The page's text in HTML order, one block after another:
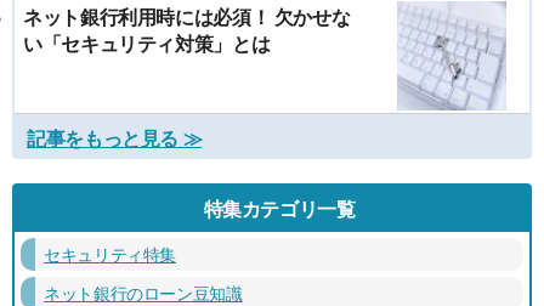
ネット銀行利用時には必須！ 欠かせな
い「セキュリティ対策」とは
記事をもっと見る ≫
特集カテゴリ一覧
セキュリティ特集
ネット銀行のローン豆知識